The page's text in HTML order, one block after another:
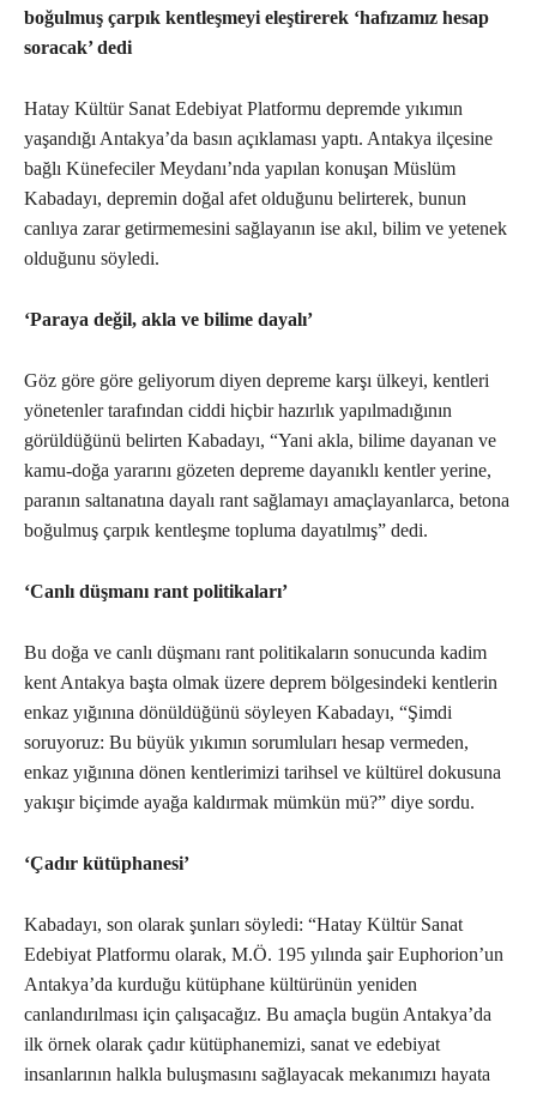
boğulmuş çarpık kentleşmeyi eleştirerek ‘hafızamız hesap
soracak’ dedi
Hatay Kültür Sanat Edebiyat Platformu depremde yıkımın
yaşandığı Antakya’da basın açıklaması yaptı. Antakya ilçesine
bağlı Künefeciler Meydanı’nda yapılan konuşan Müslüm
Kabadayı, depremin doğal afet olduğunu belirterek, bunun
canlıya zarar getirmemesini sağlayanın ise akıl, bilim ve yetenek
olduğunu söyledi.
‘Paraya değil, akla ve bilime dayalı’
Göz göre göre geliyorum diyen depreme karşı ülkeyi, kentleri
yönetenler tarafından ciddi hiçbir hazırlık yapılmadığının
görüldüğünü belirten Kabadayı, “Yani akla, bilime dayanan ve
kamu-doğa yararını gözeten depreme dayanıklı kentler yerine,
paranın saltanatına dayalı rant sağlamayı amaçlayanlarca, betona
boğulmuş çarpık kentleşme topluma dayatılmış” dedi.
‘Canlı düşmanı rant politikaları’
Bu doğa ve canlı düşmanı rant politikaların sonucunda kadim
kent Antakya başta olmak üzere deprem bölgesindeki kentlerin
enkaz yığınına dönüldüğünü söyleyen Kabadayı, “Şimdi
soruyoruz: Bu büyük yıkımın sorumluları hesap vermeden,
enkaz yığınına dönen kentlerimizi tarihsel ve kültürel dokusuna
yakışır biçimde ayağa kaldırmak mümkün mü?” diye sordu.
‘Çadır kütüphanesi’
Kabadayı, son olarak şunları söyledi: “Hatay Kültür Sanat
Edebiyat Platformu olarak, M.Ö. 195 yılında şair Euphorion’un
Antakya’da kurduğu kütüphane kültürünün yeniden
canlandırılması için çalışacağız. Bu amaçla bugün Antakya’da
ilk örnek olarak çadır kütüphanemizi, sanat ve edebiyat
insanlarının halkla buluşmasını sağlayacak mekanımızı hayata